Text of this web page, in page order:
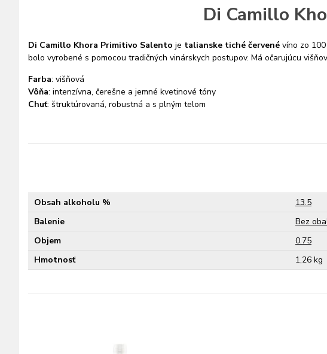
Di Camillo
Di Camillo Khora Primitivo Salento je talianske tiché červené víno zo
bolo vyrobené s pomocou tradičných vinárskych postupov. Má očarujúcu
Farba: višňová
Vôňa: intenzívna, čerešne a jemné kvetinové tóny
Chuť: štruktúrovaná, robustná a s plným telom
Obsah alkoholu %
13.5
Balenie
Bez
Objem
0.75
Hmotnosť
1,26 kg